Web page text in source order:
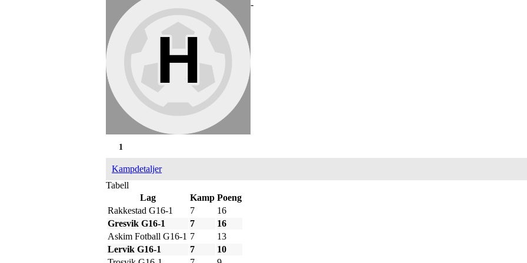
-
1
Kampdetaljer
Tabell
Lag
Kamp Poeng
Rakkestad G16-1
7
16
Gresvik G16-1
7
16
Askim Fotball G16-1 7
13
Lervik G16-1
7
10